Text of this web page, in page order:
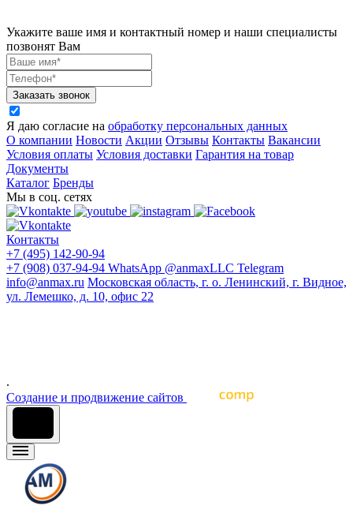
Укажите ваше имя и контактный номер и наши специалисты
позвонят Вам
Заказать звонок
Я даю согласие на обработку персональных данных
О компании Новости Акции Отзывы Контакты Вакансии
Условия оплаты Условия доставки Гарантия на товар
Документы
Каталог Бренды
Мы в соц. сетях
Контакты
+7 (495) 142-90-94
+7 (908) 037-94-94 WhatsApp @anmaxLLC Telegram
info@anmax.ru Московская область, г. о. Ленинский, г. Видное,
ул. Лемешко, д. 10, офис 22
.
Cоздание и продвижение сайтов